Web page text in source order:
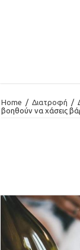
Home / Διατροφή /
βοηθούν να χάσεις